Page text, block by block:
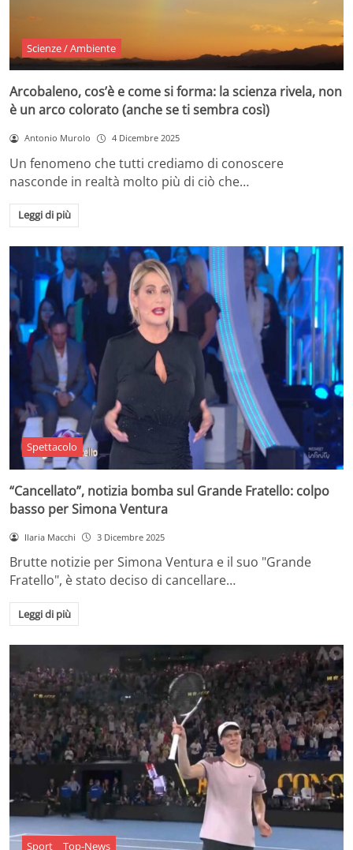
Scienze / Ambiente
Arcobaleno, cos’è e come si forma: la scienza rivela, non
è un arco colorato (anche se ti sembra così)
Antonio Murolo 4 Dicembre 2025
Un fenomeno che tutti crediamo di conoscere
nasconde in realtà molto più di ciò che…
Leggi di più
Spettacolo
“Cancellato”, notizia bomba sul Grande Fratello: colpo
basso per Simona Ventura
Ilaria Macchi 3 Dicembre 2025
Brutte notizie per Simona Ventura e il suo "Grande
Fratello", è stato deciso di cancellare…
Leggi di più
Sport Top-News